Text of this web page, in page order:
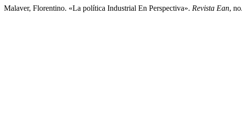
Malaver, Florentino. «La política Industrial En Perspectiva». Revista Ean,